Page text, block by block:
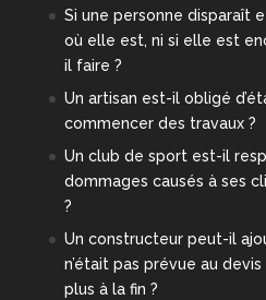
Si une personne disparaît
où elle est, ni si elle est
il faire ?
Un artisan est-il obligé
commencer des travaux ?
Un club de sport est-il
dommages causés à ses
?
Un constructeur peut-il
n’était pas prévue au
plus à la fin ?